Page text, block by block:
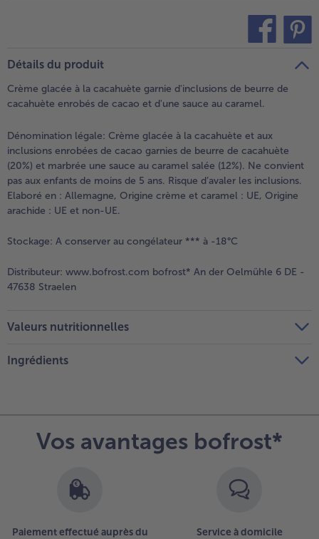
Détails du produit
Crème glacée à la cacahuète garnie d'inclusions de beurre de
cacahuète enrobés de cacao et d'une sauce au caramel.
Dénomination légale: Crème glacée à la cacahuète et aux
inclusions enrobées de cacao garnies de beurre de cacahuète
(20%) et marbrée une sauce au caramel salée (12%). Ne convient
pas aux enfants de moins de 5 ans. Risque d’avaler les inclusions.
Elaboré en : Allemagne, Origine crème et caramel : UE, Origine
arachide : UE et non-UE.
Stockage: A conserver au congélateur *** à -18°C
Distributeur: www.bofrost.com bofrost* An der Oelmühle 6 DE -
47638 Straelen
Valeurs nutritionnelles
Ingrédients
Vos avantages bofrost*
Paiement effectué auprès du
Service à domicile